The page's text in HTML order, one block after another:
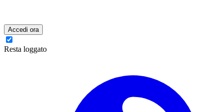
Accedi ora
Resta loggato